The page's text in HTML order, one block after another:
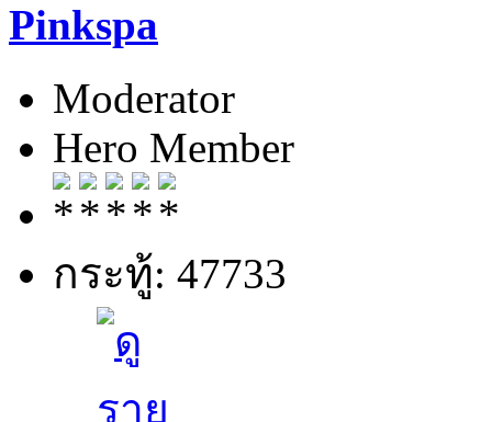
Pinkspa
Moderator
Hero Member
กระทู้: 47733